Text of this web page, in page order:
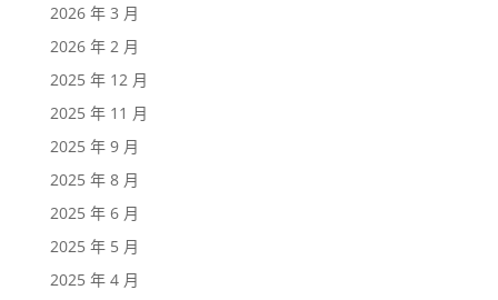
2026 年 3 月
2026 年 2 月
2025 年 12 月
2025 年 11 月
2025 年 9 月
2025 年 8 月
2025 年 6 月
2025 年 5 月
2025 年 4 月